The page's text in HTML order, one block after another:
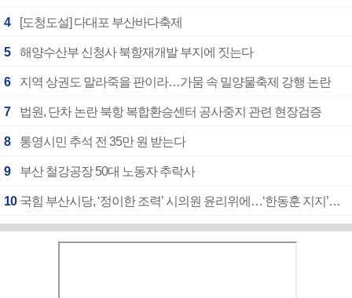
4 [도청도설] 다대포 부산바다축제
5 해양수산부 신청사 북항재개발 부지에 짓는다
6 지역 상권도 말라죽을 판이라…가뭄 속 밀양물축제 강행 논란
7 법원, 단차 논란 북항 복합환승센터 공사중지 관련 현장검증
8 통영시민 추석 전 35만 원 받는다
9 부산 철강공장 50대 노동자 추락사
10 국힘 부산시당, ‘정이한 조력’ 시의원 윤리위에…‘한동훈 지지’도 신고접수